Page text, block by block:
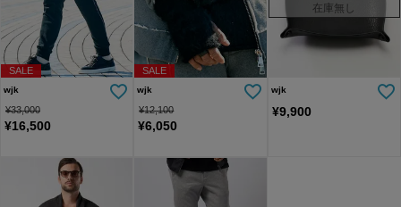
SALE
wjk
¥33,000
¥16,500
SALE
wjk
¥12,100
¥6,050
在庫無し
wjk
¥9,900